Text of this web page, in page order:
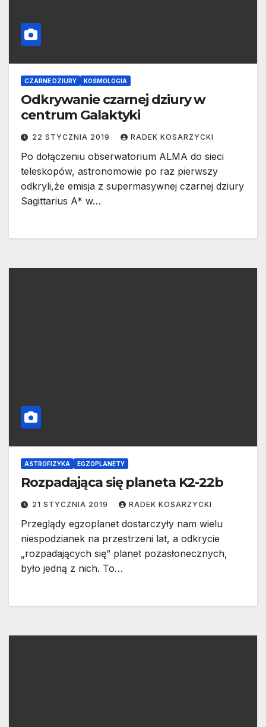
CZARNE DZIURY KOSMOLOGIA
Odkrywanie czarnej dziury w
centrum Galaktyki
22 STYCZNIA 2019 RADEK KOSARZYCKI
Po dołączeniu obserwatorium ALMA do sieci
teleskopów, astronomowie po raz pierwszy
odkryli,że emisja z supermasywnej czarnej dziury
Sagittarius A* w…
ASTROFIZYKA EGZOPLANETY
Rozpadająca się planeta K2-22b
21 STYCZNIA 2019 RADEK KOSARZYCKI
Przeglądy egzoplanet dostarczyły nam wielu
niespodzianek na przestrzeni lat, a odkrycie
„rozpadających się” planet pozasłonecznych,
było jedną z nich. To…